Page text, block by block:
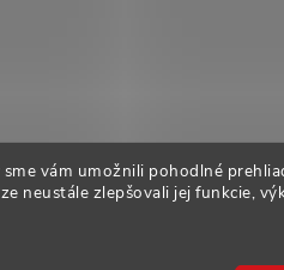
vám umožnili pohodlné
neustále zlepšovali jej funkcie,